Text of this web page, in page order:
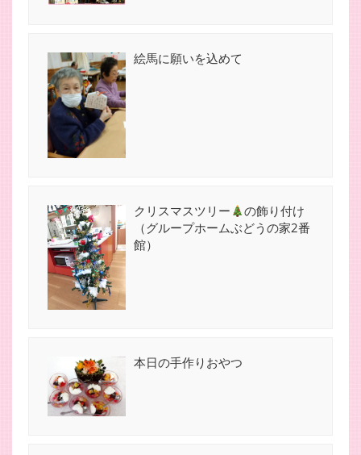
絵馬に願いを込めて
クリスマスツリー
の飾り付け
（グループホームぶどうの家2番
館）
本日の手作りおやつ